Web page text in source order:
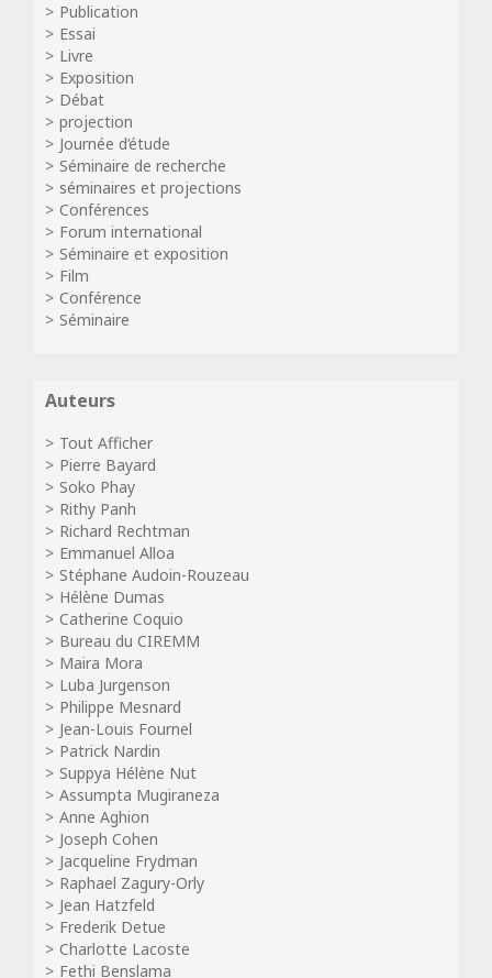
Publication
Essai
Livre
Exposition
Débat
projection
Journée d’étude
Séminaire de recherche
séminaires et projections
Conférences
Forum international
Séminaire et exposition
Film
Conférence
Séminaire
Auteurs
Tout Afficher
Pierre Bayard
Soko Phay
Rithy Panh
Richard Rechtman
Emmanuel Alloa
Stéphane Audoin-Rouzeau
Hélène Dumas
Catherine Coquio
Bureau du CIREMM
Maira Mora
Luba Jurgenson
Philippe Mesnard
Jean-Louis Fournel
Patrick Nardin
Suppya Hélène Nut
Assumpta Mugiraneza
Anne Aghion
Joseph Cohen
Jacqueline Frydman
Raphael Zagury-Orly
Jean Hatzfeld
Frederik Detue
Charlotte Lacoste
Fethi Benslama